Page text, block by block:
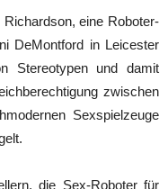
eine Roboter-
DeMontford in Leicester
Stereotypen und damit
zwischen
Sexspielzeuge
die Sex-Roboter für